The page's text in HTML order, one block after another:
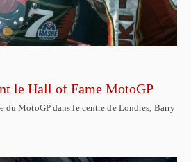
le Hall of Fame MotoGP
du MotoGP dans le centre de Londres, Barry